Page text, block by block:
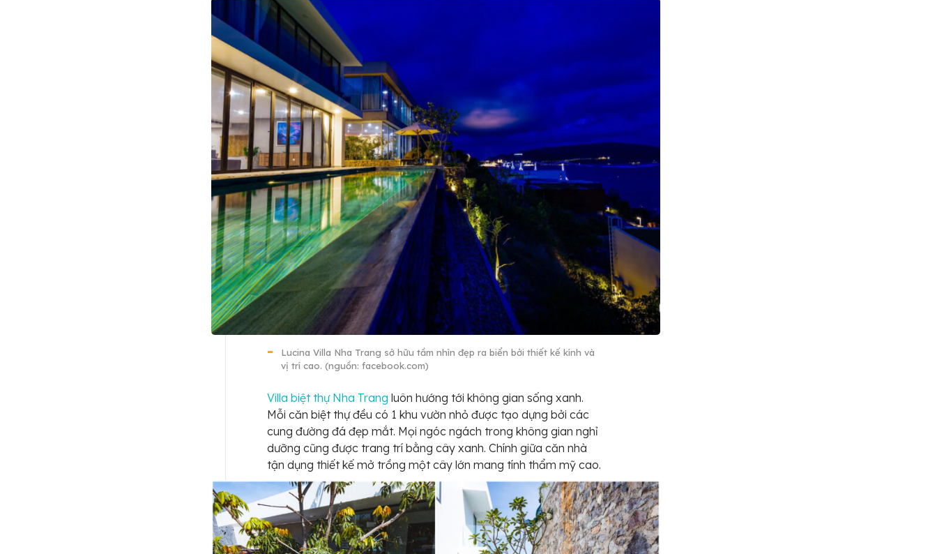
Lucina Villa Nha Trang sở hữu tầm nhìn đẹp ra biển bởi thiết kế kính và
vị trí cao. (nguồn: facebook.com)
Villa biệt thự Nha Trang luôn hướng tới không gian sống xanh.
Mỗi căn biệt thự đều có 1 khu vườn nhỏ được tạo dựng bởi các
cung đường đá đẹp mắt. Mọi ngóc ngách trong không gian nghỉ
dưỡng cũng được trang trí bằng cây xanh. Chính giữa căn nhà
tận dụng thiết kế mở trồng một cây lớn mang tính thẩm mỹ cao.